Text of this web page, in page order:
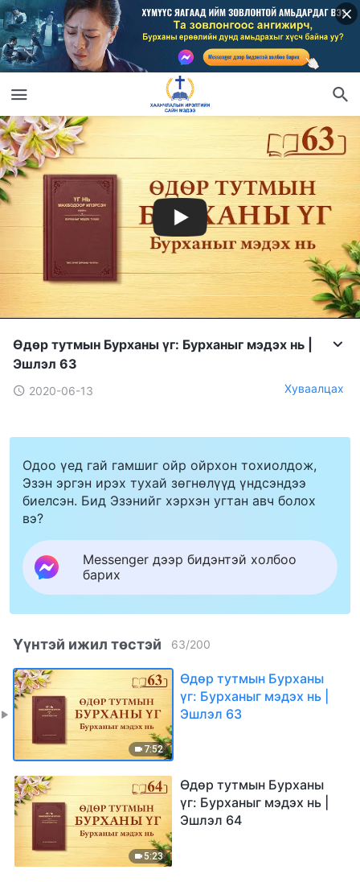
Өдөр тутмын Бурханы үг: Бурханыг мэдэх нь |
Эшлэл 63
2020-06-13 Хуваалцах
Одоо үед гай гамшиг ойр ойрхон тохиолдож,
Эзэн эргэн ирэх тухай зөгнөлүүд үндсэндээ
биелсэн. Бид Эзэнийг хэрхэн угтан авч болох
вэ?
Messenger дээр бидэнтэй холбоо
барих
Үүнтэй ижил төстэй 63/200
7:52
Өдөр тутмын Бурханы
үг: Бурханыг мэдэх нь |
Эшлэл 63
5:23
Өдөр тутмын Бурханы
үг: Бурханыг мэдэх нь |
Эшлэл 64